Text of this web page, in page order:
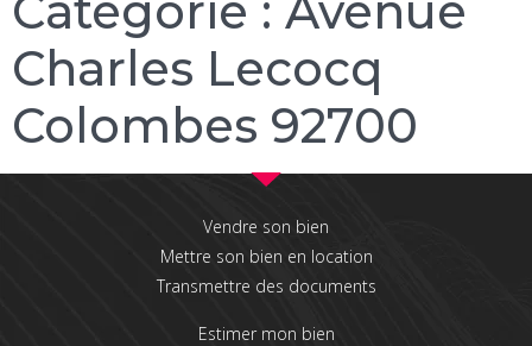
Charles Lecocq
Colombes 92700
Vendre son bien
Mettre son bien en location
Transmettre des documents
Estimer mon bien